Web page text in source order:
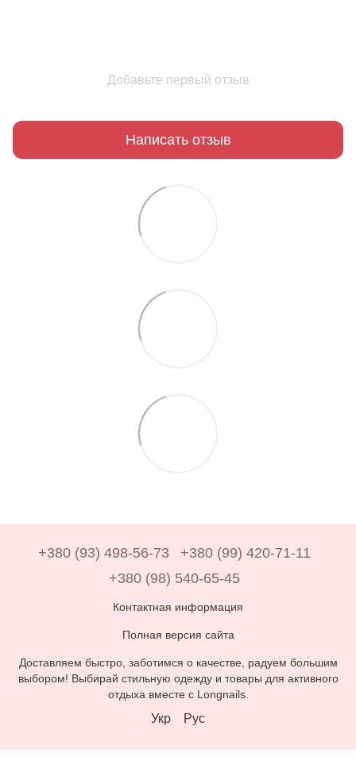
Добавьте первый отзыв
Написать отзыв
+380 (93) 498-56-73
+380 (99) 420-71-11
+380 (98) 540-65-45
Контактная информация
Полная версия сайта
Доставляем быстро, заботимся о качестве, радуем большим
выбором! Выбирай стильную одежду и товары для активного
отдыха вместе с Longnails.
Укр Рус